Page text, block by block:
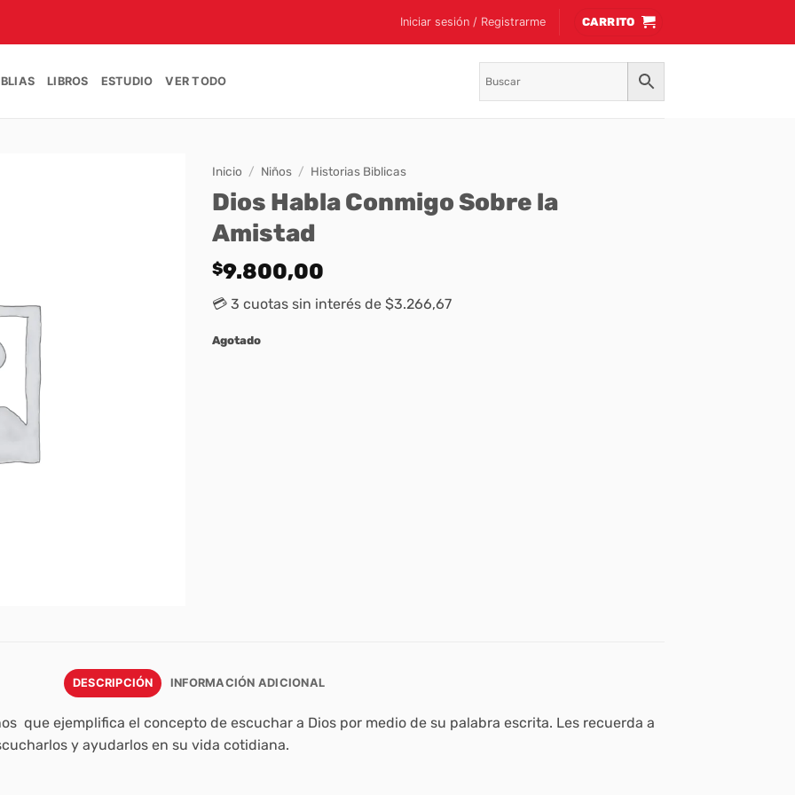
Iniciar sesión / Registrarme CARRITO
LIBROS ESTUDIO VER TODO
Inicio / Niños / Historias Biblicas
Dios Habla Conmigo Sobre la
Amistad
$9.800,00
💳 3 cuotas sin interés de $3.266,67
Agotado
DESCRIPCIÓN INFORMACIÓN ADICIONAL
que ejemplifica el concepto de escuchar a Dios por medio de su palabra escrita. Les recuerda a
y ayudarlos en su vida cotidiana.